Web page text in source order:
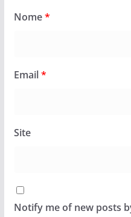
Nome*
Email*
Site
Notify me of new posts